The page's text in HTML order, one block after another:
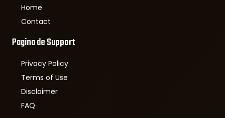
Home
Contact
Pagina de Support
Privacy Policy
Terms of Use
Disclaimer
FAQ